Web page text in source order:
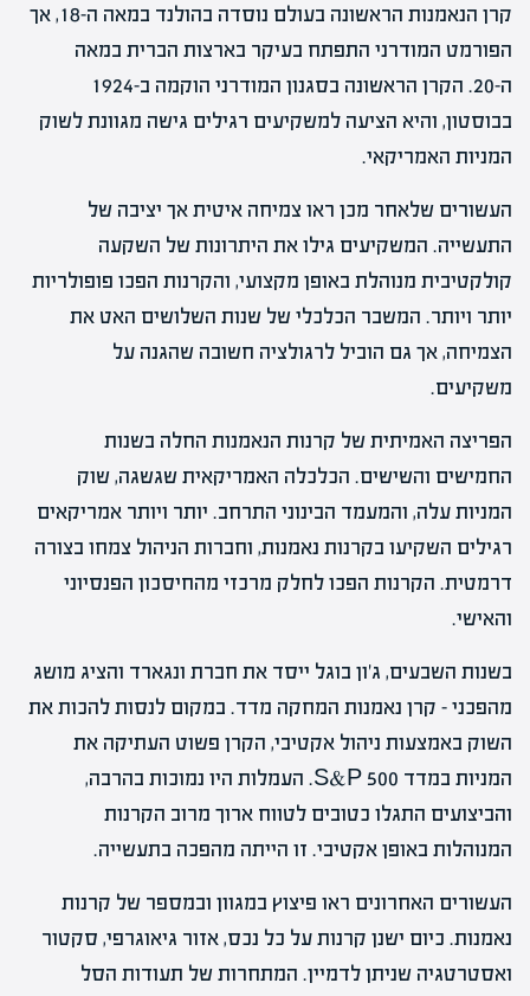
קרן הנאמנות הראשונה בעולם נוסדה בהולנד במאה ה-18, אך
הפורמט המודרני התפתח בעיקר בארצות הברית במאה
ה-20. הקרן הראשונה בסגנון המודרני הוקמה ב-1924
בבוסטון, והיא הציעה למשקיעים רגילים גישה מגוונת לשוק
המניות האמריקאי.
העשורים שלאחר מכן ראו צמיחה איטית אך יציבה של
התעשייה. המשקיעים גילו את היתרונות של השקעה
קולקטיבית מנוהלת באופן מקצועי, והקרנות הפכו פופולריות
יותר ויותר. המשבר הכלכלי של שנות השלושים האט את
הצמיחה, אך גם הוביל לרגולציה חשובה שהגנה על
משקיעים.
הפריצה האמיתית של קרנות הנאמנות החלה בשנות
החמישים והשישים. הכלכלה האמריקאית שגשגה, שוק
המניות עלה, והמעמד הבינוני התרחב. יותר ויותר אמריקאים
רגילים השקיעו בקרנות נאמנות, וחברות הניהול צמחו בצורה
דרמטית. הקרנות הפכו לחלק מרכזי מהחיסכון הפנסיוני
והאישי.
בשנות השבעים, ג'ון בוגל ייסד את חברת ונגארד והציג מושג
מהפכני – קרן נאמנות המחקה מדד. במקום לנסות להכות את
השוק באמצעות ניהול אקטיבי, הקרן פשוט העתיקה את
המניות במדד S&P 500. העמלות היו נמוכות בהרבה,
והביצועים התגלו כטובים לטווח ארוך מרוב הקרנות
המנוהלות באופן אקטיבי. זו הייתה מהפכה בתעשייה.
העשורים האחרונים ראו פיצוץ במגוון ובמספר של קרנות
נאמנות. כיום ישנן קרנות על כל נכס, אזור גיאוגרפי, סקטור
ואסטרטגיה שניתן לדמיין. המתחרות של תעודות הסל